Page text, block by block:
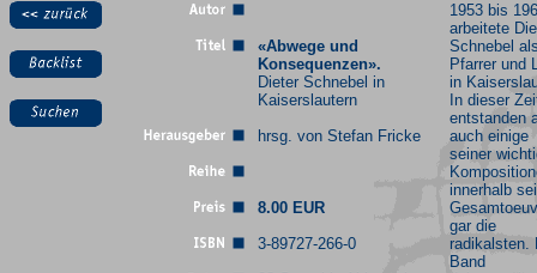
«Abwege und
Konsequenzen».
Dieter Schnebel in
Kaiserslautern
hrsg. von Stefan Fricke
8.00 EUR
3-89727-266-0
1953 bis
arbeitete
Schnebel
Pfarrer und
in
In dieser
entstanden
auch einige
seiner
innerhalb
gar die
radikalsten.
Band